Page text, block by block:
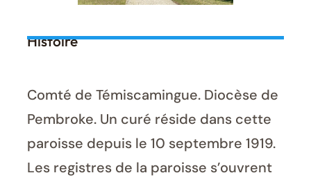
Histoire
Comté de Témiscamingue. Diocèse de
Pembroke. Un curé réside dans cette
paroisse depuis le 10 septembre 1919.
Les registres de la paroisse s’ouvrent